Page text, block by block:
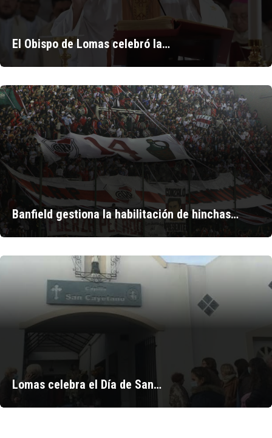
El Obispo de Lomas celebró la…
Banfield gestiona la habilitación de hinchas…
Lomas celebra el Día de San…